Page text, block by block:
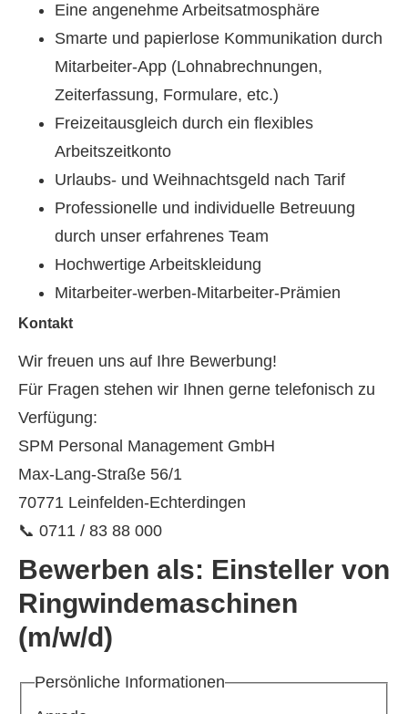
Eine angenehme Arbeitsatmosphäre
Smarte und papierlose Kommunikation durch
Mitarbeiter-App (Lohnabrechnungen,
Zeiterfassung, Formulare, etc.)
Freizeitausgleich durch ein flexibles
Arbeitszeitkonto
Urlaubs- und Weihnachtsgeld nach Tarif
Professionelle und individuelle Betreuung
durch unser erfahrenes Team
Hochwertige Arbeitskleidung
Mitarbeiter-werben-Mitarbeiter-Prämien
Kontakt
Wir freuen uns auf Ihre Bewerbung!
Für Fragen stehen wir Ihnen gerne telefonisch zu
Verfügung:
SPM Personal Management GmbH
Max-Lang-Straße 56/1
70771 Leinfelden-Echterdingen
📞 0711 / 83 88 000
Bewerben als: Einsteller von
Ringwindemaschinen
(m/w/d)
Persönliche Informationen